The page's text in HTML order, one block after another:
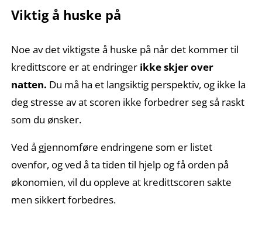
Viktig å huske på
Noe av det viktigste å huske på når det kommer til
kredittscore er at endringer ikke skjer over
natten. Du må ha et langsiktig perspektiv, og ikke la
deg stresse av at scoren ikke forbedrer seg så raskt
som du ønsker.
Ved å gjennomføre endringene som er listet
ovenfor, og ved å ta tiden til hjelp og få orden på
økonomien, vil du oppleve at kredittscoren sakte
men sikkert forbedres.